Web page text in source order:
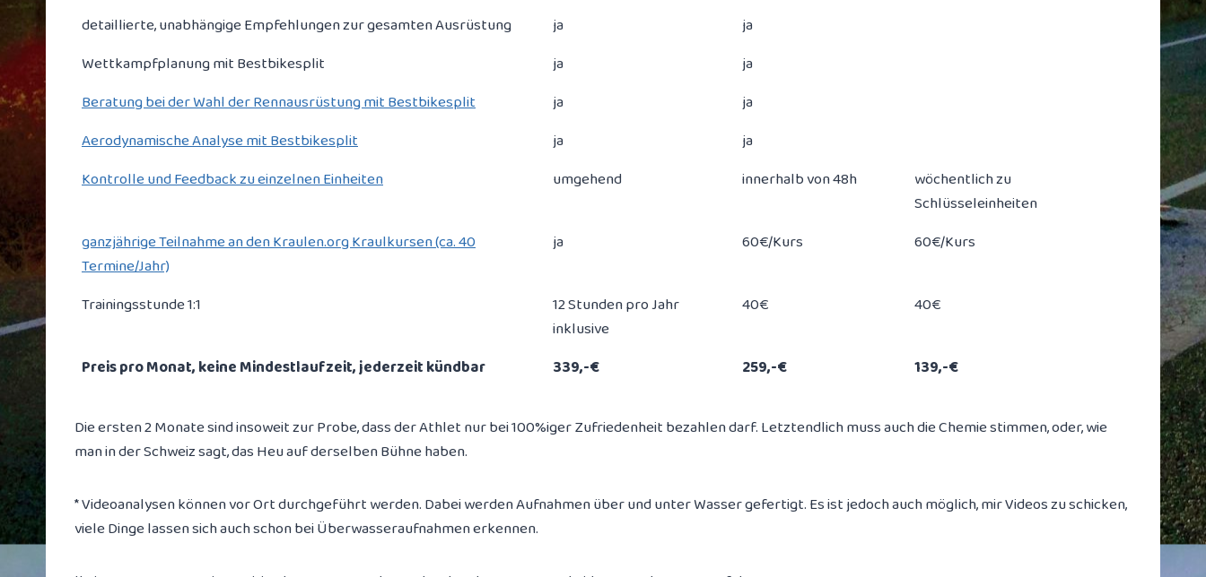
detaillierte, unabhängige Empfehlungen zur gesamten Ausrüstung
ja
ja
Wettkampfplanung mit Bestbikesplit
ja
ja
Beratung bei der Wahl der Rennausrüstung mit Bestbikesplit
ja
ja
Aerodynamische Analyse mit Bestbikesplit
ja
ja
Kontrolle und Feedback zu einzelnen Einheiten
umgehend innerhalb von 48h
wöchentlich zu
Schlüsseleinheiten
ganzjährige Teilnahme an den Kraulen.org Kraulkursen (ca. 40
Termine/Jahr)
ja 60€/Kurs 60€/Kurs
Trainingsstunde 1:1
12 Stunden pro Jahr
inklusive
40€ 40€
Preis pro Monat, keine Mindestlaufzeit, jederzeit kündbar 339,-€ 259,-€ 139,-€
Die ersten 2 Monate sind insoweit zur Probe, dass der Athlet nur bei 100%iger Zufriedenheit bezahlen darf. Letztendlich muss auch die Chemie stimmen, oder, wie
man in der Schweiz sagt, das Heu auf derselben Bühne haben.
* Videoanalysen können vor Ort durchgeführt werden. Dabei werden Aufnahmen über und unter Wasser gefertigt. Es ist jedoch auch möglich, mir Videos zu schicken,
viele Dinge lassen sich auch schon bei Überwasseraufnahmen erkennen.